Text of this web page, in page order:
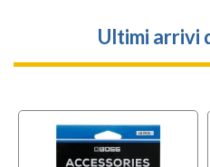
Ultimi arrivi